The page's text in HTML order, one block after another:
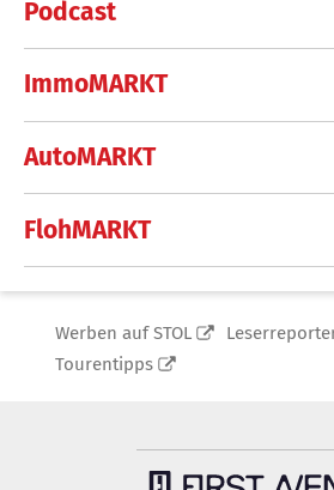
Podcast
ImmoMARKT
AutoMARKT
FlohMARKT
Werben auf STOL
Tourentipps